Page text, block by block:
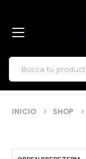
INICIO SHOP